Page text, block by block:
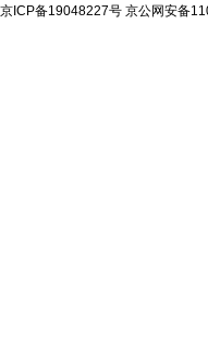
京ICP备19048227号 京公网安备